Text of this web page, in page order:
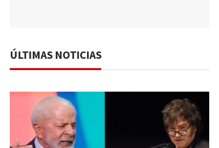
ÚLTIMAS NOTICIAS